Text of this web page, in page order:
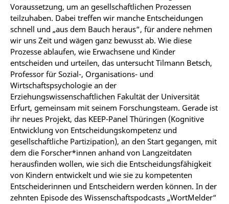
Voraussetzung, um an gesellschaftlichen Prozessen
teilzuhaben. Dabei treffen wir manche Entscheidungen
schnell und „aus dem Bauch heraus“, für andere nehmen
wir uns Zeit und wägen ganz bewusst ab. Wie diese
Prozesse ablaufen, wie Erwachsene und Kinder
entscheiden und urteilen, das untersucht Tilmann Betsch,
Professor für Sozial-, Organisations- und
Wirtschaftspsychologie an der
Erziehungswissenschaftlichen Fakultät der Universität
Erfurt, gemeinsam mit seinem Forschungsteam. Gerade ist
ihr neues Projekt, das KEEP-Panel Thüringen (Kognitive
Entwicklung von Entscheidungskompetenz und
gesellschaftliche Partizipation), an den Start gegangen, mit
dem die Forscher*innen anhand von Langzeitdaten
herausfinden wollen, wie sich die Entscheidungsfähigkeit
von Kindern entwickelt und wie sie zu kompetenten
Entscheiderinnen und Entscheidern werden können. In der
zehnten Episode des Wissenschaftspodcasts „WortMelder“